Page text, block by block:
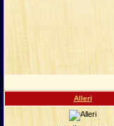
Alleri